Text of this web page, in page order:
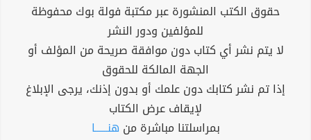
حقوق الكتب المنشورة عبر مكتبة فولة بوك محفوظة
للمؤلفين ودور النشر
لا يتم نشر أي كتاب دون موافقة صريحة من المؤلف أو
الجهة المالكة للحقوق
إذا تم نشر كتابك دون علمك أو بدون إذنك، يرجى الإبلاغ
لإيقاف عرض الكتاب
بمراسلتنا مباشرة من هنــــــا